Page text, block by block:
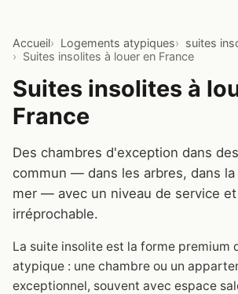
Accueil Logements atypiques
suites
Suites insolites à louer en France
Suites insolites à
France
Des chambres d'exception dans
commun — dans les arbres, dans la
mer — avec un niveau de service
irréprochable.
La suite insolite est la forme premium
atypique : une chambre ou un
exceptionnel, souvent avec espace